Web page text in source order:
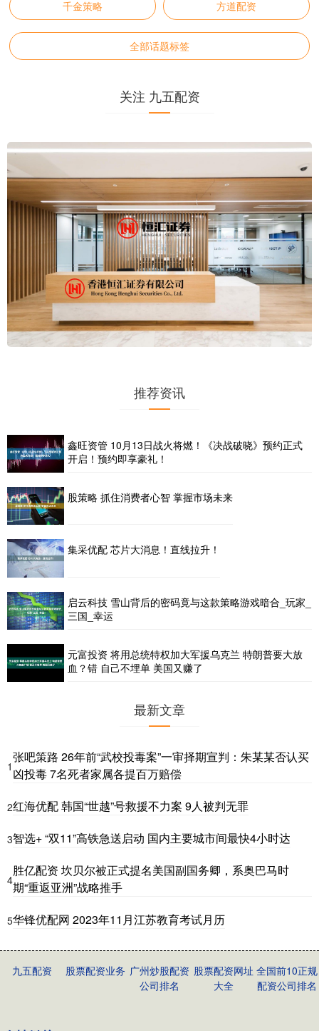
千金策略 方道配资
全部话题标签
关注 九五配资
推荐资讯
鑫旺资管 10月13日战火将燃！《决战破晓》预约正式
开启！预约即享豪礼！
股策略 抓住消费者心智 掌握市场未来
集采优配 芯片大消息！直线拉升！
启云科技 雪山背后的密码竟与这款策略游戏暗合_玩家_
三国_幸运
元富投资 将用总统特权加大军援乌克兰 特朗普要大放
血？错 自己不埋单 美国又赚了
最新文章
1
张吧策路 26年前“武校投毒案”一审择期宣判：朱某某否认买
凶投毒 7名死者家属各提百万赔偿
2红海优配 韩国“世越”号救援不力案 9人被判无罪
3智选+ “双11”高铁急送启动 国内主要城市间最快4小时达
4
胜亿配资 坎贝尔被正式提名美国副国务卿，系奥巴马时
期“重返亚洲”战略推手
5华锋优配网 2023年11月江苏教育考试月历
九五配资 股票配资业务 广州炒股配资
公司排名
股票配资网址
大全
全国前10正规
配资公司排名